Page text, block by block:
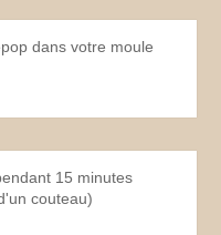
dans votre moule
15 minutes
couteau)